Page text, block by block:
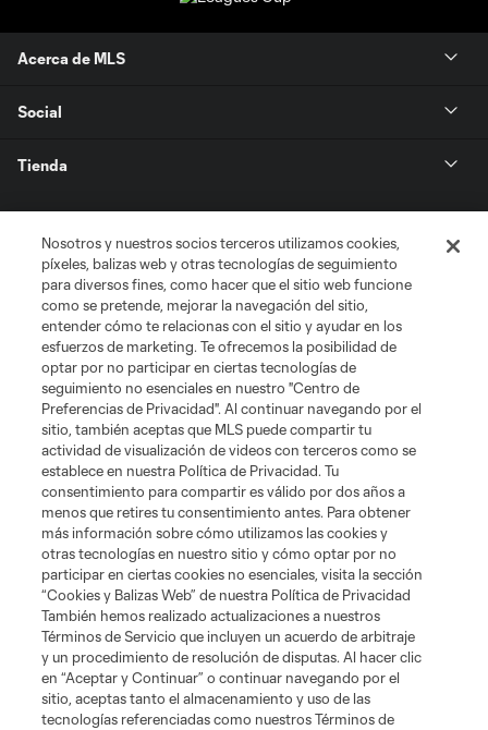
Acerca de MLS
Social
Tienda
Club Sites
Términos de servicio Política de privacidad
No vender mi información
Cookies Settings
©2026 MLS. El nombre y escudo de la Major League Soccer y MLS son
marcas registradas de League Soccer, L.L.C. (“MLS”). Los nombres y logos
de los equipos de la MLS están registrados y son marcas bajo ley común
de la MLS o son usadas con el permiso de sus propietarios. Uso
desautorizado está prohibido.
Nosotros y nuestros socios terceros utilizamos cookies,
píxeles, balizas web y otras tecnologías de seguimiento
para diversos fines, como hacer que el sitio web funcione
como se pretende, mejorar la navegación del sitio,
entender cómo te relacionas con el sitio y ayudar en los
esfuerzos de marketing. Te ofrecemos la posibilidad de
optar por no participar en ciertas tecnologías de
seguimiento no esenciales en nuestro "Centro de
Preferencias de Privacidad". Al continuar navegando por el
sitio, también aceptas que MLS puede compartir tu
actividad de visualización de videos con terceros como se
establece en nuestra Política de Privacidad. Tu
consentimiento para compartir es válido por dos años a
menos que retires tu consentimiento antes. Para obtener
más información sobre cómo utilizamos las cookies y
otras tecnologías en nuestro sitio y cómo optar por no
participar en ciertas cookies no esenciales, visita la sección
“Cookies y Balizas Web” de nuestra Política de Privacidad
También hemos realizado actualizaciones a nuestros
Términos de Servicio que incluyen un acuerdo de arbitraje
y un procedimiento de resolución de disputas. Al hacer clic
en “Aceptar y Continuar” o continuar navegando por el
sitio, aceptas tanto el almacenamiento y uso de las
tecnologías referenciadas como nuestros Términos de